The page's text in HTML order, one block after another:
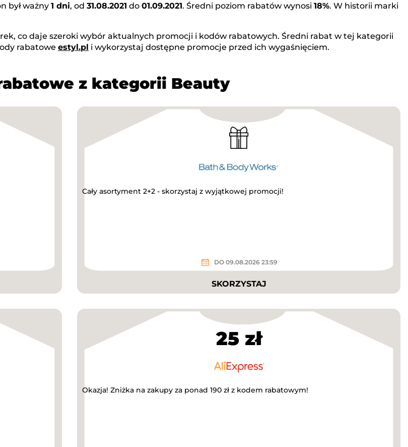
był ważny 1 dni, od 31.08.2021 do 01.09.2021. Średni poziom rabatów wynosi 18%. W historii marki
co daje szeroki wybór aktualnych promocji i kodów rabatowych. Średni rabat w tej kategorii
rabatowe estyl.pl i wykorzystaj dostępne promocje przed ich wygaśnięciem.
z kategorii Beauty
Cały asortyment 2+2 - skorzystaj z wyjątkowej promocji!
DO 09.08.2026 23:59
SKORZYSTAJ
25 zł
Okazja! Zniżka na zakupy za ponad 190 zł z kodem rabatowym!